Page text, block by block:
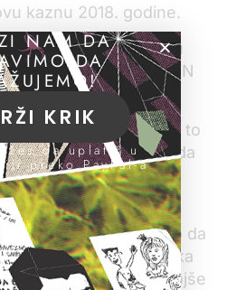
kaznu 2018. godine.
tvrdi Šarić, vidi se i u
za nedeljnik NIN
njega.
Lukić pristrasan i da je to
veća… I sad ja treba da
fer i pošteni prema
Šarić je naveo da
svedoka saradnika
svedočenje Nebojše
NAM DA
DA
KRIK
da uplatiš u
preko PayPal-a